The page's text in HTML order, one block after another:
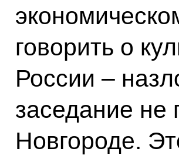
говорить о
России –
заседание не
Новгороде.